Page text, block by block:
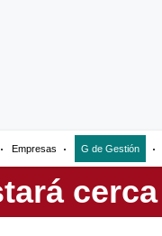
Empresas G de Gestión